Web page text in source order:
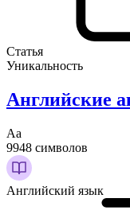
Статья
Уникальность
Английские
Аа
9948 символов
Английский язык